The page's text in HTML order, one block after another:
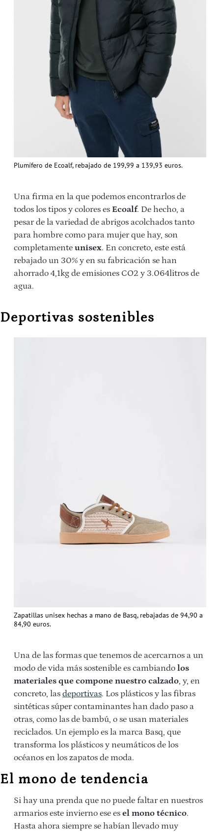
Plumífero de Ecoalf, rebajado de 199,99 a 139,93 euros.
Una firma en la que podemos encontrarlos de
todos los tipos y colores es Ecoalf. De hecho, a
pesar de la variedad de abrigos acolchados tanto
para hombre como para mujer que hay, son
completamente unisex. En concreto, este está
rebajado un 30% y en su fabricación se han
ahorrado 4,1kg de emisiones CO2 y 3.064litros de
agua.
Deportivas sostenibles
Zapatillas unisex hechas a mano de Basq, rebajadas de 94,90 a
84,90 euros.
Una de las formas que tenemos de acercarnos a un
modo de vida más sostenible es cambiando los
materiales que compone nuestro calzado, y, en
concreto, las deportivas. Los plásticos y las fibras
sintéticas súper contaminantes han dado paso a
otras, como las de bambú, o se usan materiales
reciclados. Un ejemplo es la marca Basq, que
transforma los plásticos y neumáticos de los
océanos en los zapatos de moda.
El mono de tendencia
Si hay una prenda que no puede faltar en nuestros
armarios este invierno ese es el mono técnico.
Hasta ahora siempre se habían llevado muy